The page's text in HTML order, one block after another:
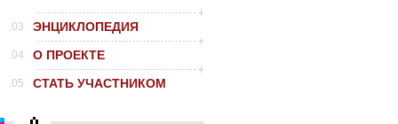
.03 ЭНЦИКЛОПЕДИЯ
.04 О ПРОЕКТЕ
.05 СТАТЬ УЧАСТНИКОМ